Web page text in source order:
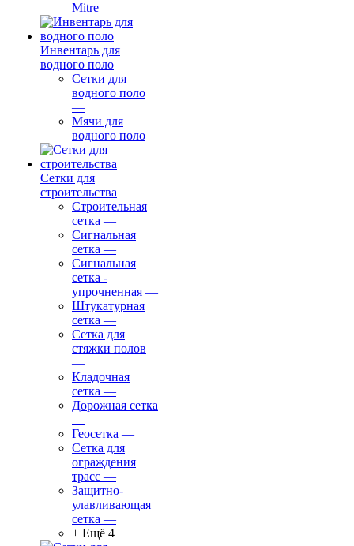
Mitre
Инвентарь для
водного поло
Сетки для
водного поло
—
Мячи для
водного поло
Сетки для
строительства
Строительная
сетка —
Сигнальная
сетка —
Сигнальная
сетка -
упрочненная —
Штукатурная
сетка —
Сетка для
стяжки полов
—
Кладочная
сетка —
Дорожная сетка
—
Геосетка —
Сетка для
ограждения
трасс —
Защитно-
улавливающая
сетка —
+ Ещё 4